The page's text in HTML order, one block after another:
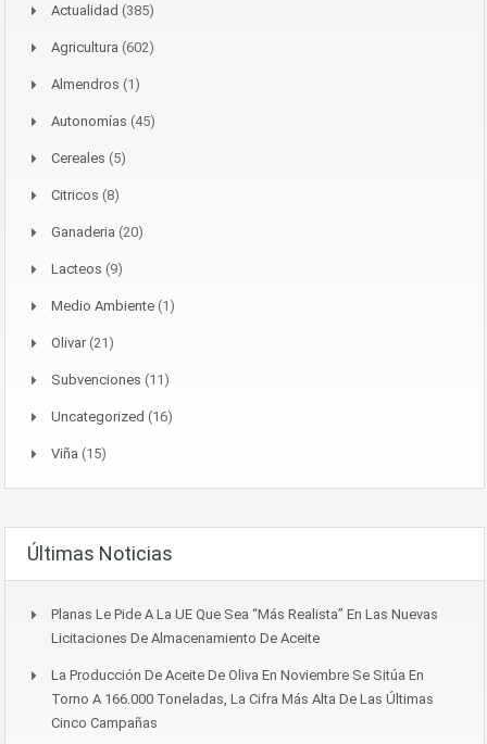
Actualidad (385)
Agricultura (602)
Almendros (1)
Autonomías (45)
Cereales (5)
Citricos (8)
Ganaderia (20)
Lacteos (9)
Medio Ambiente (1)
Olivar(21)
Subvenciones (11)
Uncategorized (16)
Viña (15)
Últimas Noticias
Planas Le Pide A La UE Que Sea “más Realista” En Las Nuevas
Licitaciones De Almacenamiento De Aceite
La Producción De Aceite De Oliva En Noviembre Se Sitúa En
Torno A 166.000 Toneladas, La Cifra Más Alta De Las Últimas
Cinco Campañas